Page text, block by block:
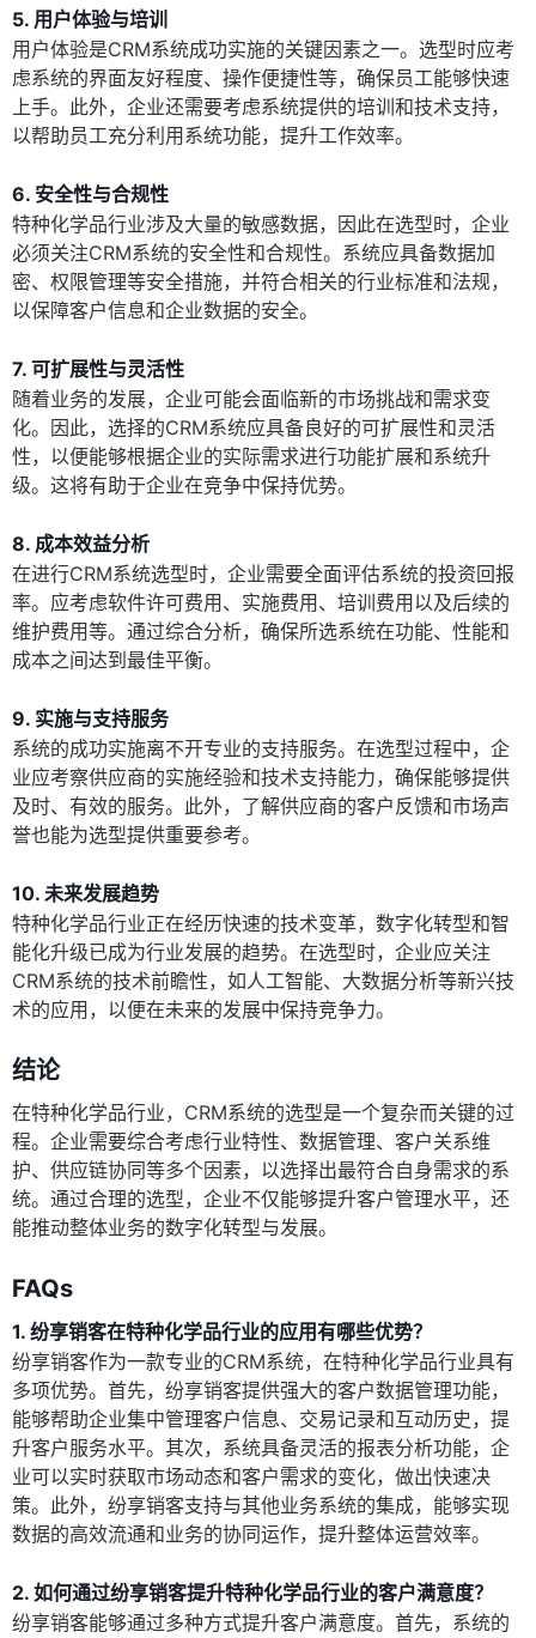
5. 用户体验与培训
用户体验是CRM系统成功实施的关键因素之一。选型时应考
虑系统的界面友好程度、操作便捷性等，确保员工能够快速
上手。此外，企业还需要考虑系统提供的培训和技术支持，
以帮助员工充分利用系统功能，提升工作效率。
6. 安全性与合规性
特种化学品行业涉及大量的敏感数据，因此在选型时，企业
必须关注CRM系统的安全性和合规性。系统应具备数据加
密、权限管理等安全措施，并符合相关的行业标准和法规，
以保障客户信息和企业数据的安全。
7. 可扩展性与灵活性
随着业务的发展，企业可能会面临新的市场挑战和需求变
化。因此，选择的CRM系统应具备良好的可扩展性和灵活
性，以便能够根据企业的实际需求进行功能扩展和系统升
级。这将有助于企业在竞争中保持优势。
8. 成本效益分析
在进行CRM系统选型时，企业需要全面评估系统的投资回报
率。应考虑软件许可费用、实施费用、培训费用以及后续的
维护费用等。通过综合分析，确保所选系统在功能、性能和
成本之间达到最佳平衡。
9. 实施与支持服务
系统的成功实施离不开专业的支持服务。在选型过程中，企
业应考察供应商的实施经验和技术支持能力，确保能够提供
及时、有效的服务。此外，了解供应商的客户反馈和市场声
誉也能为选型提供重要参考。
10. 未来发展趋势
特种化学品行业正在经历快速的技术变革，数字化转型和智
能化升级已成为行业发展的趋势。在选型时，企业应关注
CRM系统的技术前瞻性，如人工智能、大数据分析等新兴技
术的应用，以便在未来的发展中保持竞争力。
结论
在特种化学品行业，CRM系统的选型是一个复杂而关键的过
程。企业需要综合考虑行业特性、数据管理、客户关系维
护、供应链协同等多个因素，以选择出最符合自身需求的系
统。通过合理的选型，企业不仅能够提升客户管理水平，还
能推动整体业务的数字化转型与发展。
FAQs
1. 纷享销客在特种化学品行业的应用有哪些优势？
纷享销客作为一款专业的CRM系统，在特种化学品行业具有
多项优势。首先，纷享销客提供强大的客户数据管理功能，
能够帮助企业集中管理客户信息、交易记录和互动历史，提
升客户服务水平。其次，系统具备灵活的报表分析功能，企
业可以实时获取市场动态和客户需求的变化，做出快速决
策。此外，纷享销客支持与其他业务系统的集成，能够实现
数据的高效流通和业务的协同运作，提升整体运营效率。
2. 如何通过纷享销客提升特种化学品行业的客户满意度？
纷享销客能够通过多种方式提升客户满意度。首先，系统的